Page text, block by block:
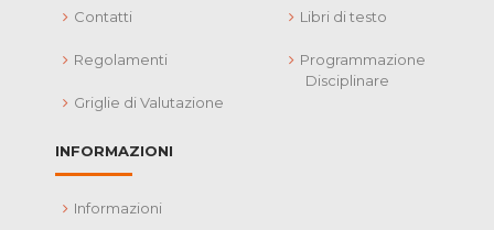
Contatti
Regolamenti
Griglie di Valutazione
Libri di testo
Programmazione
Disciplinare
INFORMAZIONI
Informazioni